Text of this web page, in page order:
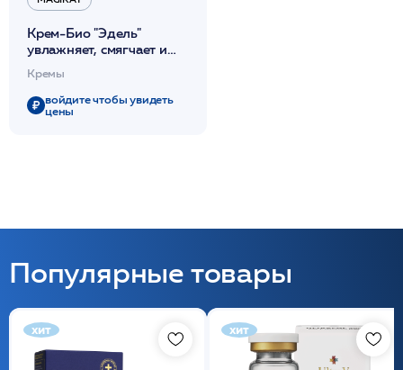
Крем-Био "Эдель"
увлажняет, смягчает и
успокаивает кожу 50мл
/Magiray*
Кремы
войдите чтобы увидеть
цены
Популярные товары
хит хит